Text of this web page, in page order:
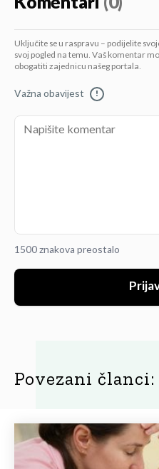
Uključite se u raspravu – podijelite
svoj pogled na temu. Vaš komentar
obogatiti zajednicu našeg portala.
Važna obavijest !
1500 znakova preostalo
Povezani članci: